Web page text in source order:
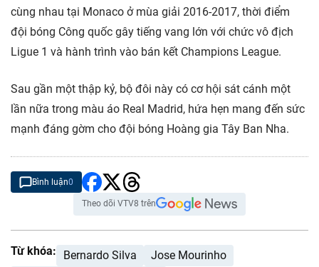
cùng nhau tại Monaco ở mùa giải 2016-2017, thời điểm
đội bóng Công quốc gây tiếng vang lớn với chức vô địch
Ligue 1 và hành trình vào bán kết Champions League.
Sau gần một thập kỷ, bộ đôi này có cơ hội sát cánh một
lần nữa trong màu áo Real Madrid, hứa hẹn mang đến sức
mạnh đáng gờm cho đội bóng Hoàng gia Tây Ban Nha.
Bình luận0
Theo dõi VTV8 trên
Từ khóa: Bernardo Silva
Jose Mourinho